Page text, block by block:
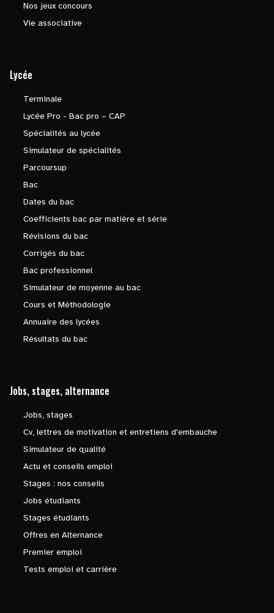
Nos jeux concours
Vie associative
Lycée
Terminale
Lycée Pro - Bac pro – CAP
Spécialités au lycée
Simulateur de spécialités
Parcoursup
Bac
Dates du bac
Coefficients bac par matière et série
Révisions du bac
Corrigés du bac
Bac professionnel
Simulateur de moyenne au bac
Cours et Méthodologie
Annuaire des lycées
Résultats du bac
Jobs, stages, alternance
Jobs, stages
Cv, lettres de motivation et entretiens d'embauche
Simulateur de qualité
Actu et conseils emploi
Stages : nos conseils
Jobs étudiants
Stages étudiants
Offres en Alternance
Premier emploi
Tests emploi et carrière